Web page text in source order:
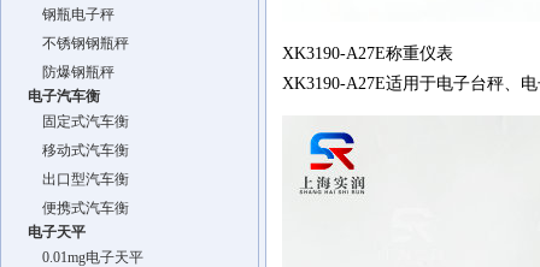
钢瓶电子秤
不锈钢钢瓶秤
防爆钢瓶秤
电子汽车衡
固定式汽车衡
移动式汽车衡
出口型汽车衡
便携式汽车衡
电子天平
0.01mg电子天平
XK3190-A27E称重仪表
XK3190-A27E适用于电子台秤、